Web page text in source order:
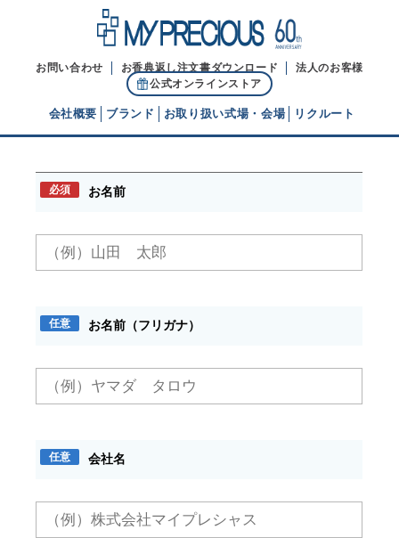
お問い合わせ お香典返し注文書ダウンロード
法人のお客様
公式オンラインストア
会社概要
ブランドヒストリー
ブランド お取り扱い式場・会場 リクルート
お問い合わせ
必須 お名前
任意 お名前（フリガナ）
任意 会社名